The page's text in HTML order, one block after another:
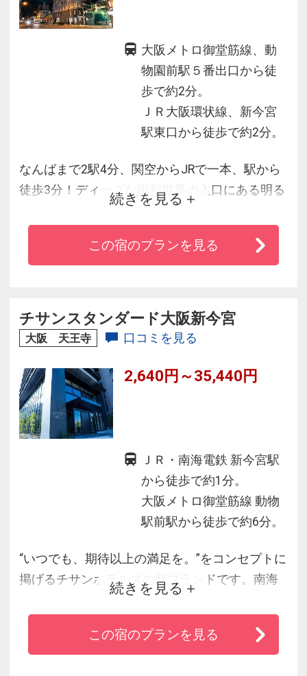
大阪メトロ御堂筋線、動
物園前駅５番出口から徒
歩で約2分。
ＪＲ大阪環状線、新今宮
駅東口から徒歩で約2分。
なんばまで2駅4分、関空からJRで一本、駅から
徒歩3分！ディープな街新世界の入口にある明る
く楽しいホテルです☆梅田・なんばまでは乗り
換えなしで行くことができ、JRを使えば京セラ
ドーム最寄り駅の大正駅まで5分で行けちゃいま
続きを見る
この宿のプランを見る
チサンスタンダード大阪新今宮
大阪 天王寺 口コミを見る
2,640円～35,440円
ＪＲ・南海電鉄 新今宮駅
から徒歩で約1分。
大阪メトロ御堂筋線 動物
駅前駅から徒歩で約6分。
“いつでも、期待以上の満足を。”をコンセプトに
掲げるチサンホテルズの新ブランドです。南海
電鉄・ＪＲ「新今宮駅より徒歩約１分、大阪メ
トロ「動物公園前駅」より徒歩約６分、関西空
港から電車で３５分と交通アクセスが良く、ビ
続きを見る
この宿のプランを見る